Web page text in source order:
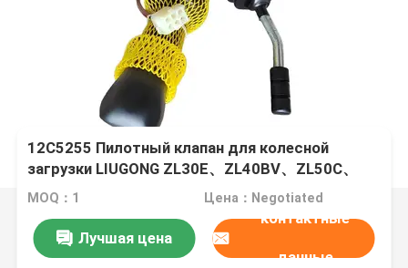
12C5255 Пилотный клапан для колесной
загрузки LIUGONG ZL30E、ZL40BV、ZL50C、
CLG835 / CLG835II、CLG855
MOQ：1 Цена：Negotiated
Лучшая цена
контактные
данные